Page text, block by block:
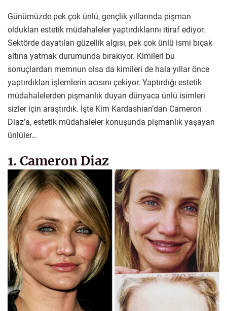
Günümüzde pek çok ünlü, gençlik yıllarında pişman
oldukları estetik müdahaleler yaptırdıklarını itiraf ediyor.
Sektörde dayatılan güzellik algısı, pek çok ünlü ismi bıçak
altına yatmak durumunda bırakıyor. Kimileri bu
sonuçlardan memnun olsa da kimileri de hala yıllar önce
yaptırdıkları işlemlerin acısını çekiyor. Yaptırdığı estetik
müdahalelerden pişmanlık duyan dünyaca ünlü isimleri
sizler için araştırdık. İşte Kim Kardashian’dan Cameron
Diaz’a, estetik müdahaleler konuşunda pişmanlık yaşayan
ünlüler…
1. Cameron Diaz